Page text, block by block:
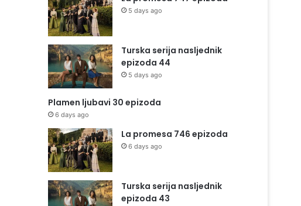
5 days ago
Turska serija nasljednik
epizoda 44
5 days ago
Plamen ljubavi 30 epizoda
6 days ago
La promesa 746 epizoda
6 days ago
Turska serija nasljednik
epizoda 43